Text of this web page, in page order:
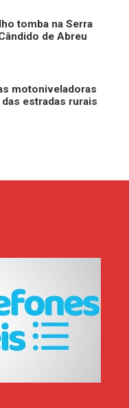
tomba na Serra
de Abreu
motoniveladoras
estradas rurais